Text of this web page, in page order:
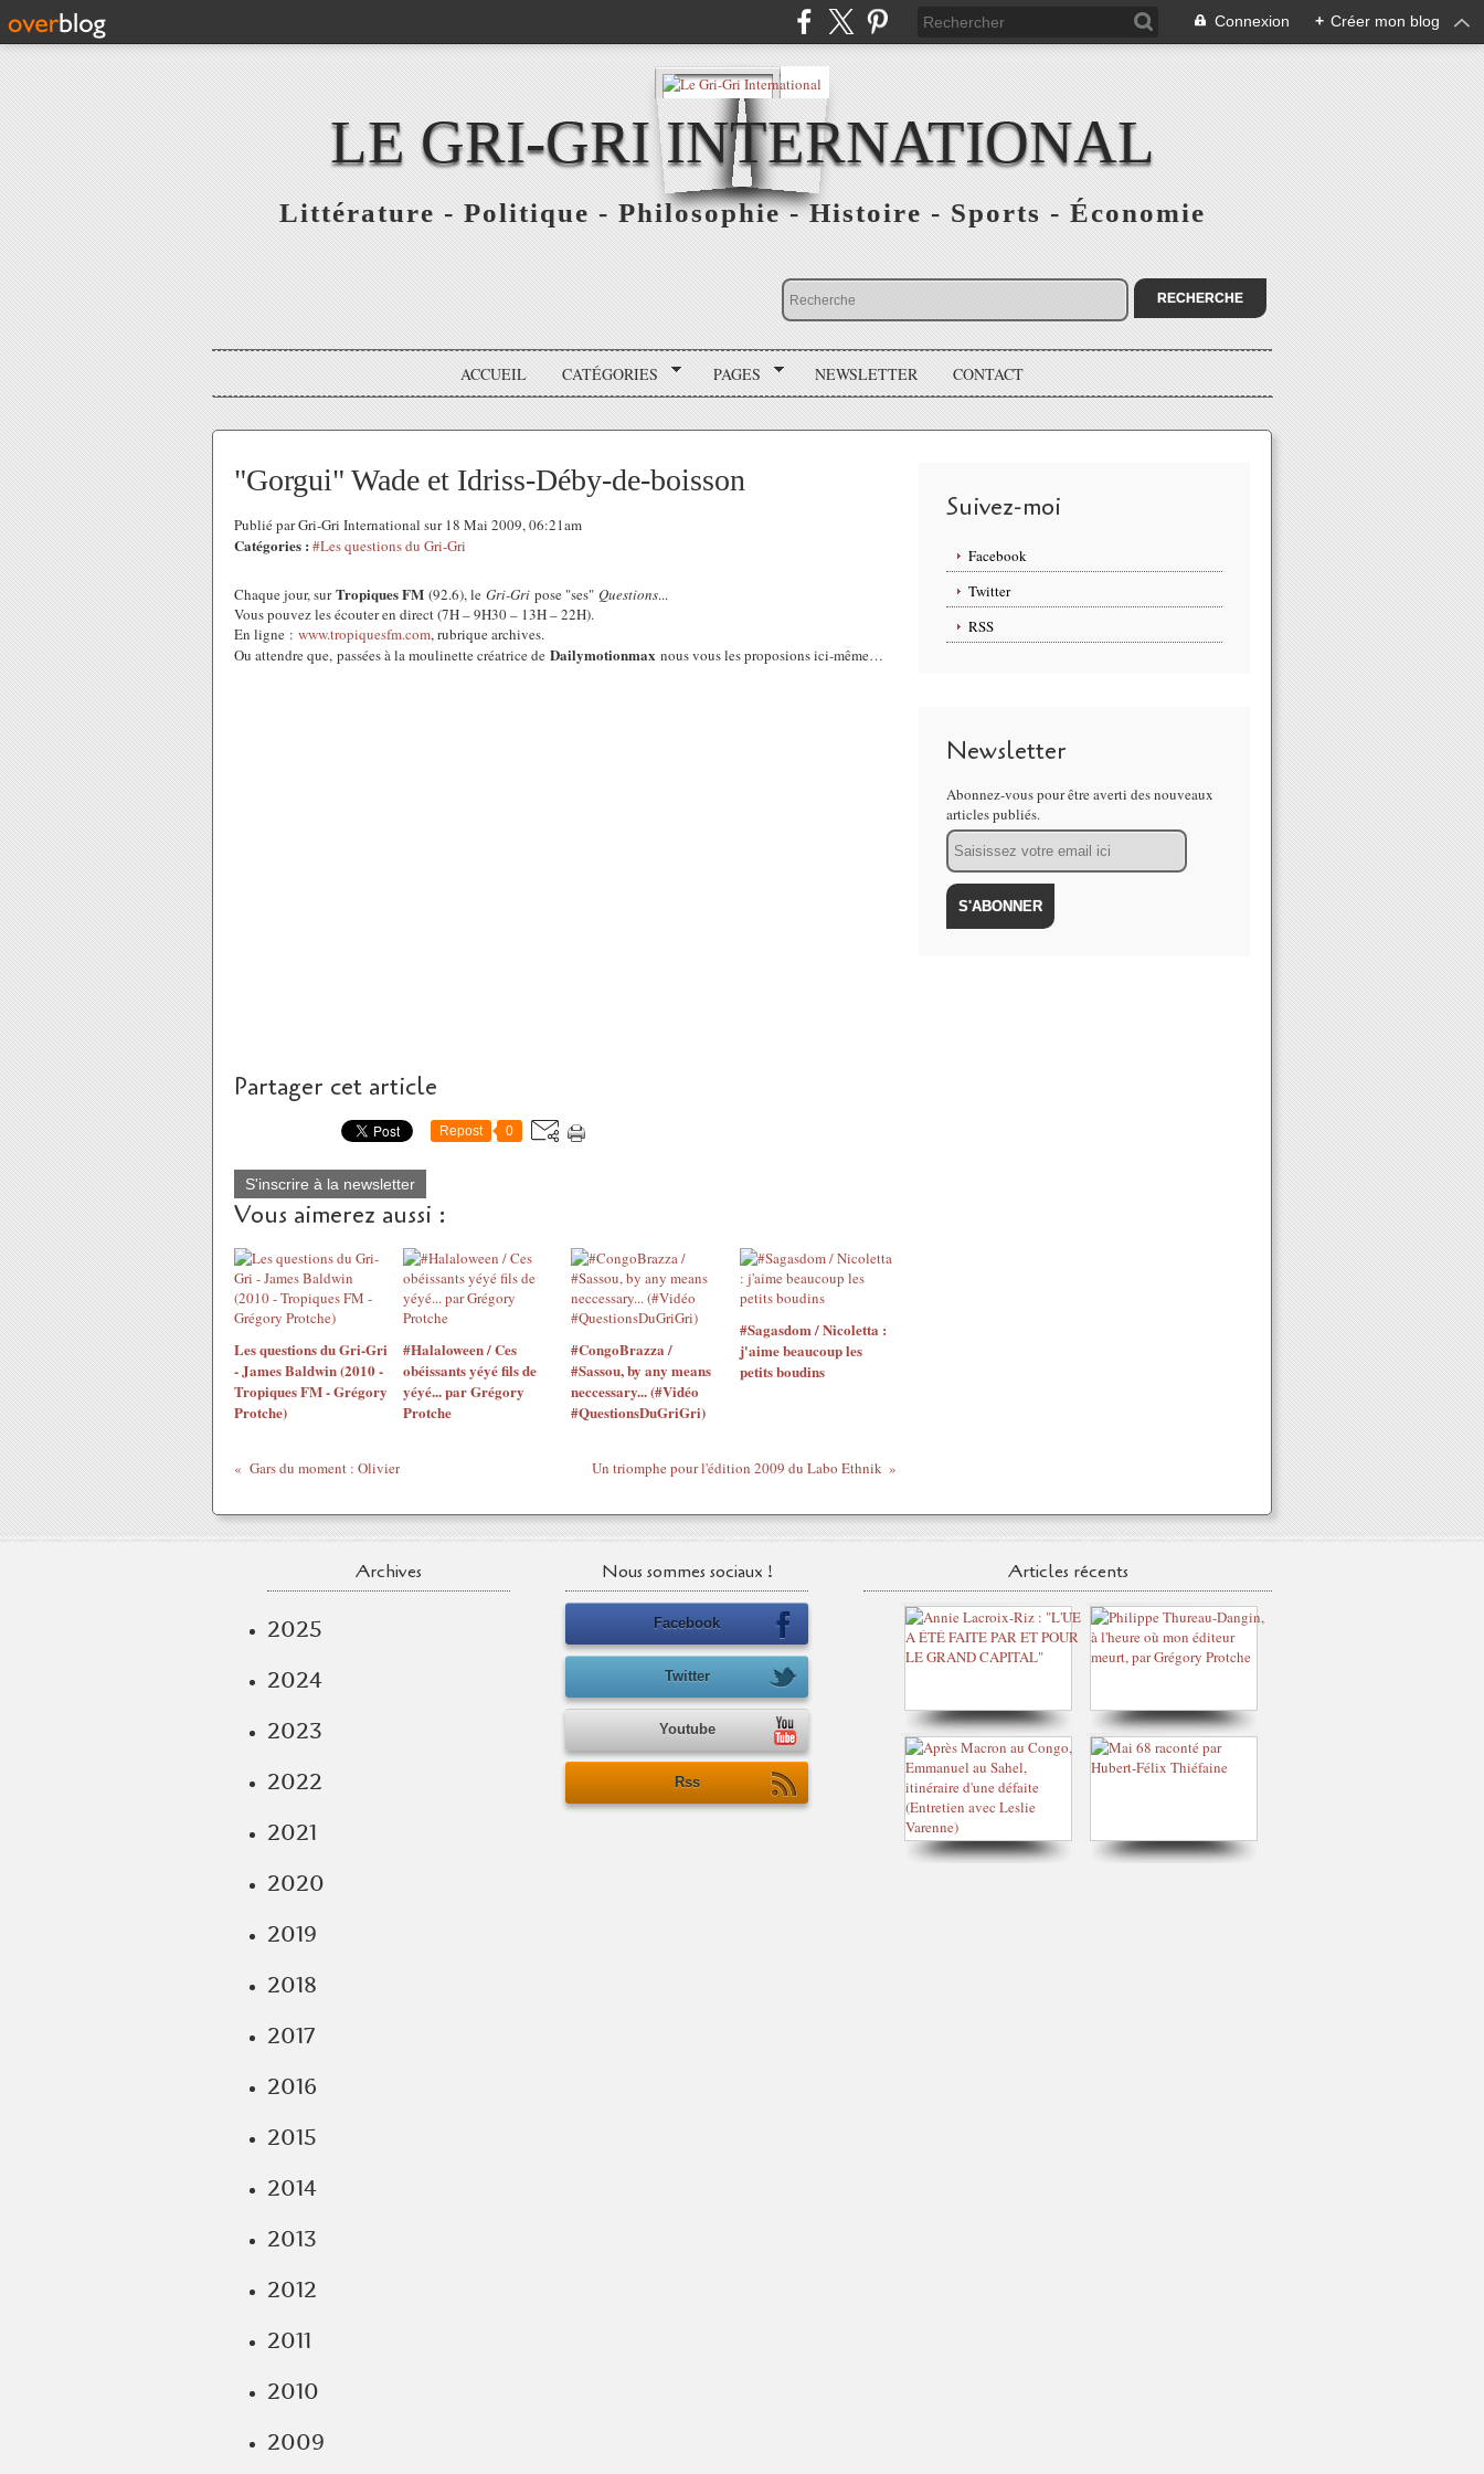
Connexion + Créer mon blog
LE GRI-GRI INTERNATIONAL
Littérature - Politique - Philosophie - Histoire - Sports - Économie
ACCUEIL CATÉGORIES PAGES NEWSLETTER CONTACT
"Gorgui" Wade et Idriss-Déby-de-boisson
Publié par Gri-Gri International sur 18 Mai 2009, 06:21am
Catégories : #Les questions du Gri-Gri
Chaque jour, surTropiques FM (92.6), le Gri-Gri pose "ses" Questions...
Vous pouvez les écouter en direct (7H – 9H30 – 13H – 22H).
En ligne : www.tropiquesfm.com, rubrique archives.
Ou attendre que, passées à la moulinette créatrice de Dailymotionmax nous vous les proposions ici-même…
Partager cet article
Repost 0
S'inscrire à la newsletter
Vous aimerez aussi :
Les questions du Gri-Gri
- James Baldwin (2010 -
Tropiques FM - Grégory
Protche)
#Halaloween / Ces
obéissants yéyé fils de
yéyé... par Grégory
Protche
#CongoBrazza /
#Sassou, by any means
neccessary... (#Vidéo
#QuestionsDuGriGri)
#Sagasdom / Nicoletta :
j'aime beaucoup les
petits boudins
Gars du moment : Olivier Un triomphe pour l'édition 2009 du Labo Ethnik
Suivez-moi
Facebook
Twitter
RSS
Newsletter
Abonnez-vous pour être averti des nouveaux
articles publiés.
Email
Archives
2025
2024
2023
2022
2021
2020
2019
2018
2017
2016
2015
2014
2013
2012
2011
2010
2009
Nous sommes sociaux !
Facebook
Twitter
Youtube
Rss
Articles récents